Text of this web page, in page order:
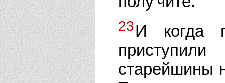
23И когда
старейшины